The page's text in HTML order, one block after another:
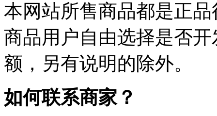
本网站所售商品都是正
商品用户自由选择是否
额，另有说明的除外。
如何联系商家？